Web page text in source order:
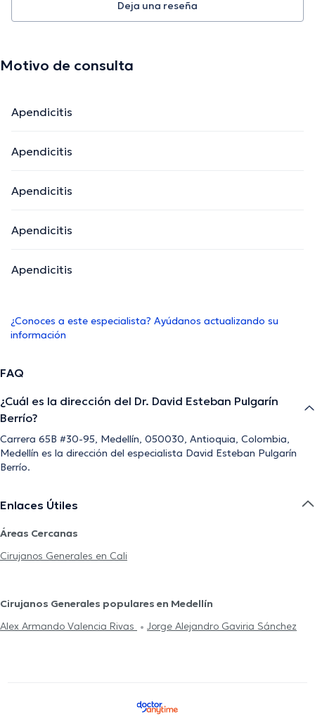
Deja una reseña
Motivo de consulta
Apendicitis
Apendicitis
Apendicitis
Apendicitis
Apendicitis
¿Conoces a este especialista? Ayúdanos actualizando su
información
FAQ
¿Cuál es la dirección del Dr. David Esteban Pulgarín
Berrío?
Carrera 65B #30-95, Medellín, 050030, Antioquia, Colombia,
Medellín es la dirección del especialista David Esteban Pulgarín
Berrío.
Enlaces Útiles
Áreas Cercanas
Cirujanos Generales en Cali
Cirujanos Generales populares en Medellín
Alex Armando Valencia Rivas
Jorge Alejandro Gaviria Sánchez